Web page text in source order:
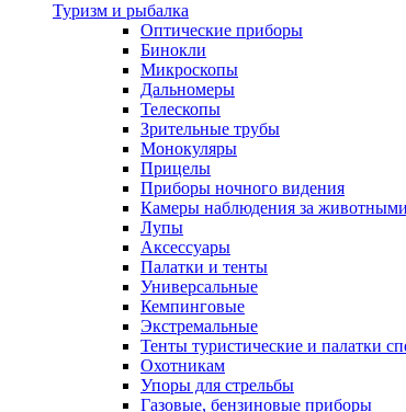
Туризм и рыбалка
Оптические приборы
Бинокли
Микроскопы
Дальномеры
Телескопы
Зрительные трубы
Монокуляры
Прицелы
Приборы ночного видения
Камеры наблюдения за животными
Лупы
Аксессуары
Палатки и тенты
Универсальные
Кемпинговые
Экстремальные
Тенты туристические и палатки
Охотникам
Упоры для стрельбы
Газовые, бензиновые приборы